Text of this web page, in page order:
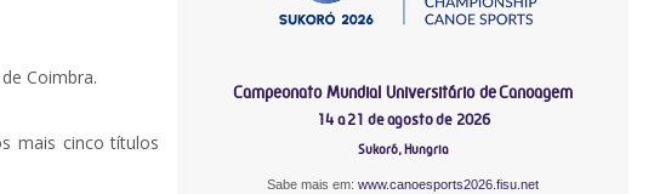
Coimbra.
mais cinco títulos
Campeonato Mundial Universitário de Canoagem
14 a 21 de agosto de 2026
Sukoró, Hungria
Sabe mais em:www.canoesports2026.fisu.net